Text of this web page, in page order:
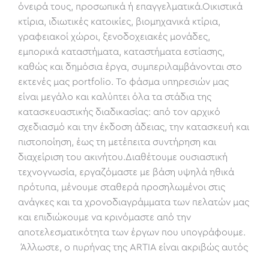
όνειρά τους, προσωπικά ή επαγγελματικά.Οικιστικά
κτίρια, ιδιωτικές κατοικίες, βιομηχανικά κτίρια,
γραφειακοί χώροι, ξενοδοχειακές μονάδες,
εμπορικά καταστήματα, καταστήματα εστίασης,
καθώς και δημόσια έργα, συμπεριλαμβάνονται στο
εκτενές μας portfolio. Το φάσμα υπηρεσιών μας
είναι μεγάλο και καλύπτει όλα τα στάδια της
κατασκευαστικής διαδικασίας: από τον αρχικό
σχεδιασμό και την έκδοση άδειας, την κατασκευή και
πιστοποίηση, έως τη μετέπειτα συντήρηση και
διαχείριση του ακινήτου.Διαθέτουμε ουσιαστική
τεχνογνωσία, εργαζόμαστε με βάση υψηλά ηθικά
πρότυπα, μένουμε σταθερά προσηλωμένοι στις
ανάγκες και τα χρονοδιαγράμματα των πελατών μας
και επιδιώκουμε να κρινόμαστε από την
αποτελεσματικότητα των έργων που υπογράφουμε.
Άλλωστε, ο πυρήνας της ARTIA είναι ακριβώς αυτός